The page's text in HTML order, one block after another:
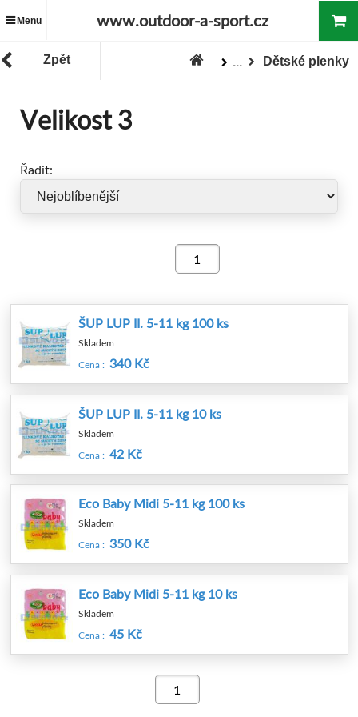
Menu www.outdoor-a-sport.cz
Zpět ... Dětské plenky
Velikost 3
Řadit:
ŠUP LUP II. 5-11 kg 100 ks
Skladem
Cena : 340 Kč
ŠUP LUP II. 5-11 kg 10 ks
Skladem
Cena : 42 Kč
Eco Baby Midi 5-11 kg 100 ks
Skladem
Cena : 350 Kč
Eco Baby Midi 5-11 kg 10 ks
Skladem
Cena : 45 Kč